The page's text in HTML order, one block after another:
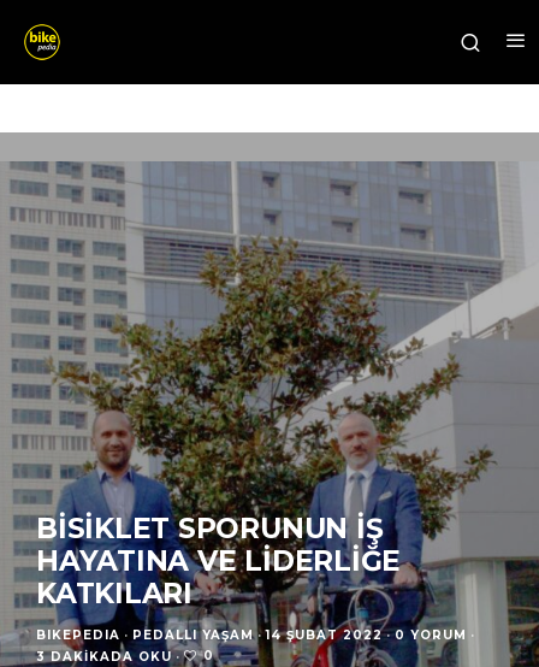
BISIKLET SPORUNUN İŞ
HAYATINA VE LIDERLIĞE
KATKILARI
BIKEPEDIA · PEDALLI YAŞAM · 14 ŞUBAT 2022 · 0 YORUM ·
3 DAKIKADA OKU · 0